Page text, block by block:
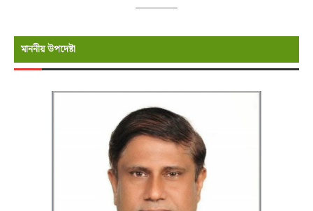
মাননীয় উপদেষ্টা